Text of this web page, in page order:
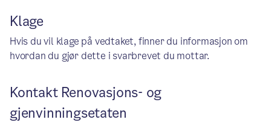
Klage
Hvis du vil klage på vedtaket, finner du informasjon om
hvordan du gjør dette i svarbrevet du mottar.
Kontakt Renovasjons- og
gjenvinningsetaten